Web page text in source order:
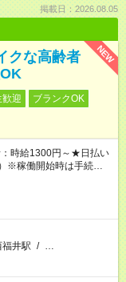
掲載日：2026.08.05
NEW
クな高齢者
歓迎
ブランクOK
時給1300円～★日払い
※稼働開始時は手続き完
井駅 / …